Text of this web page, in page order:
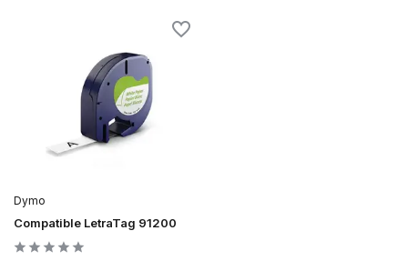
Dymo
Compatible LetraTag 91200